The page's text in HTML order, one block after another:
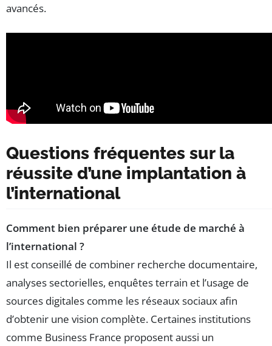
avancés.
Questions fréquentes sur la
réussite d’une implantation à
l’international
Comment bien préparer une étude de marché à
l’international ?
Il est conseillé de combiner recherche documentaire,
analyses sectorielles, enquêtes terrain et l’usage de
sources digitales comme les réseaux sociaux afin
d’obtenir une vision complète. Certaines institutions
comme Business France proposent aussi un